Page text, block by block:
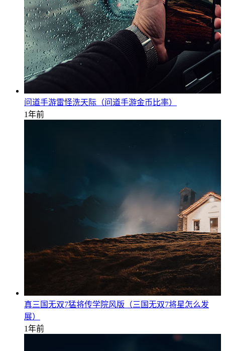
问道手游雷怪洗天际（问道手游金币比率）
1年前
真三国无双7猛将传学院风版（三国无双7将星怎么发
展）
1年前